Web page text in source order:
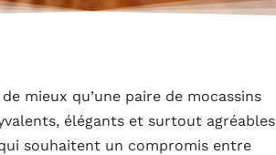
mieux qu’une paire de mocassins
élégants et surtout agréables
souhaitent un compromis entre